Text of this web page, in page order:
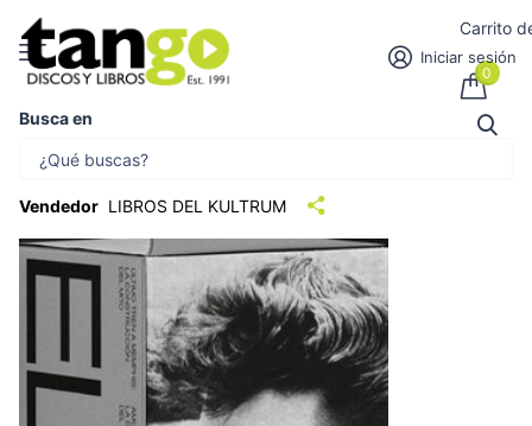
Busca en
Iniciar sesión
Carrito
0
GURALNICK
Vendedor LIBROS DEL KULTRUM